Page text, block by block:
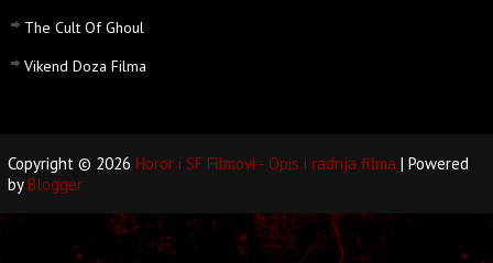
The Cult Of Ghoul
Vikend Doza Filma
Copyright © 2026 Horor i SF Filmovi - Opis i radnja filma | Powered
byBlogger